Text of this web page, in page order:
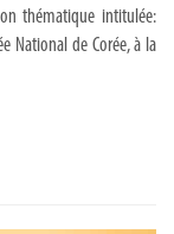
thématique intitulée:
National de Corée, à la